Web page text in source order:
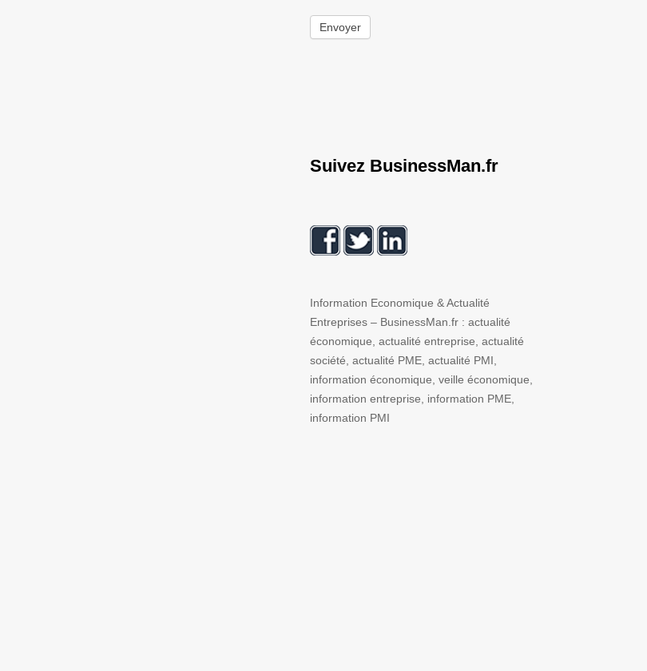
Envoyer
Suivez BusinessMan.fr
Information Economique & Actualité
Entreprises – BusinessMan.fr : actualité
économique, actualité entreprise, actualité
société, actualité PME, actualité PMI,
information économique, veille économique,
information entreprise, information PME,
information PMI